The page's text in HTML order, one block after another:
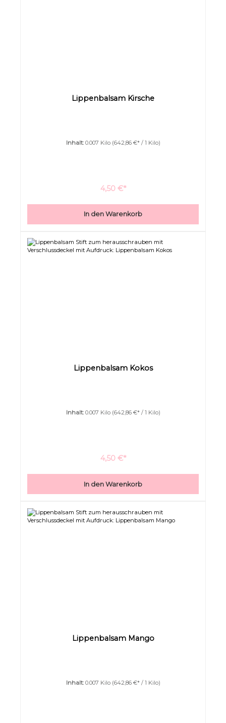
Lippenbalsam Kirsche
Inhalt: 0.007 Kilo (642,86 €* / 1 Kilo)
4,50 €*
In den Warenkorb
Lippenbalsam Kokos
Inhalt: 0.007 Kilo (642,86 €* / 1 Kilo)
4,50 €*
In den Warenkorb
Lippenbalsam Mango
Inhalt: 0.007 Kilo (642,86 €* / 1 Kilo)
Großer Cursor Leseführung